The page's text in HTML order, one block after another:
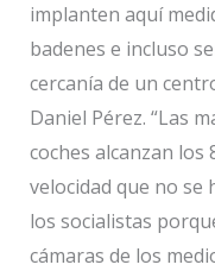
implanten aquí
badenes e incluso
cercanía de un
Daniel Pérez. “Las
coches alcanzan
velocidad que no
los socialistas
cámaras de los